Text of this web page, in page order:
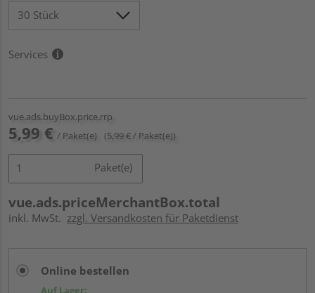
Services
vue.ads.buyBox.price.rrp
5,99 € / Paket(e) (5,99 € / Paket(e))
Paket(e)
vue.ads.priceMerchantBox.total
inkl. MwSt. zzgl. Versandkosten für Paketdienst
Online bestellen
Auf Lager: